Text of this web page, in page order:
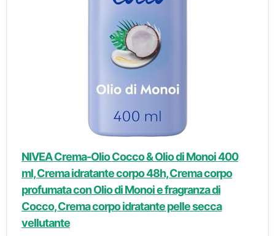
NIVEA Crema-Olio Cocco & Olio di Monoi 400
ml, Crema idratante corpo 48h, Crema corpo
profumata con Olio di Monoi e fragranza di
Cocco, Crema corpo idratante pelle secca
vellutante